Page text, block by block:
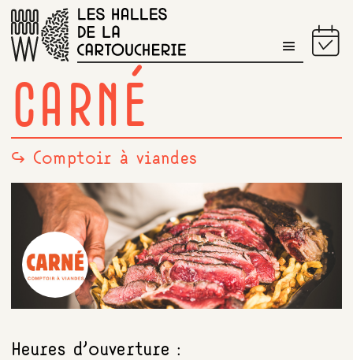
PROGRAMME DU JOUR
CARNÉ
↪ Comptoir à viandes
Heures d’ouverture :